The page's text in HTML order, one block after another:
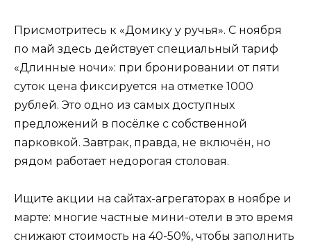
Присмотритесь к «Домику у ручья». С ноября
по май здесь действует специальный тариф
«Длинные ночи»: при бронировании от пяти
суток цена фиксируется на отметке 1000
рублей. Это одно из самых доступных
предложений в посёлке с собственной
парковкой. Завтрак, правда, не включён, но
рядом работает недорогая столовая.
Ищите акции на сайтах-агрегаторах в ноябре и
марте: многие частные мини-отели в это время
снижают стоимость на 40-50%, чтобы заполнить